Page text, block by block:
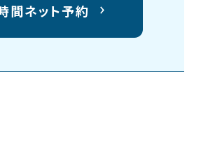
間ネット予約